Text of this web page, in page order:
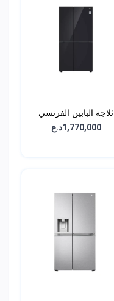
ثلاجة البابين الفرنسي
1,770,000د.ع